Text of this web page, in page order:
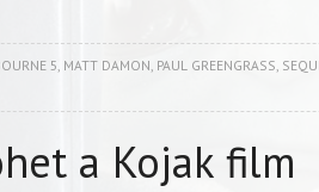
5, MATT DAMON, PAUL GREENGRASS,
a Kojak film